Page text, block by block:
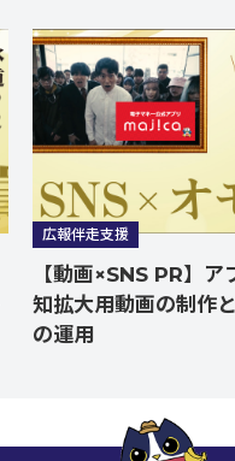
広報伴走支援
【動画×SNS PR】ア
知拡大用動画の制作
の運用